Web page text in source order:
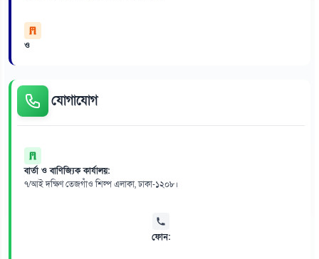
ও
যোগাযোগ
বার্তা ও বাণিজ্যিক কার্যালয়:
৭/আই দক্ষিণ তেজগাঁও শিল্প এলাকা, ঢাকা-১২০৮।
ফোন: